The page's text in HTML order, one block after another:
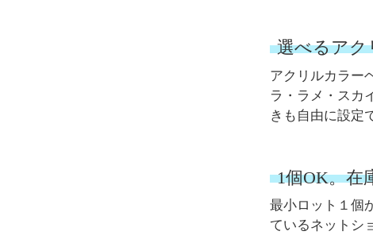
選べるアク
アクリルカラー
ラ・ラメ・スカ
きも自由に設定
1個OK。在
最小ロット１個
ているネットシ